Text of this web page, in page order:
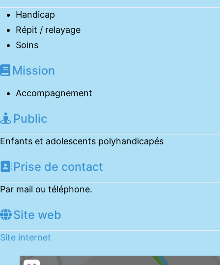
Handicap
Répit / relayage
Soins
Mission
Accompagnement
Public
Enfants et adolescents polyhandicapés
Prise de contact
Par mail ou téléphone.
Site web
Site internet